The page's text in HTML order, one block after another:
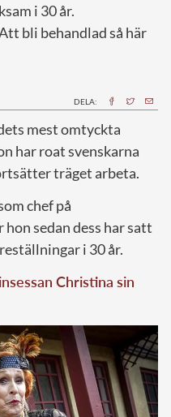
i 30 år.
bli behandlad så här
DELA:
mest omtyckta
har roat svenskarna
träget arbeta.
chef på
sedan dess har satt
i 30 år.
Christina sin